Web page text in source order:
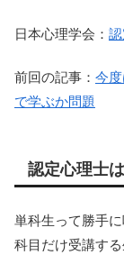
日本心理学会：
前回の記事： 今
で学ぶか問題
認定心理士
単科生って勝手
科目だけ受講する